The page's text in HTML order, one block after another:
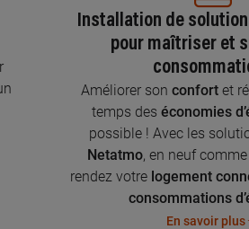
Installation de
pour maîtriser et
Améliorer son confort et
temps des économies
possible ! Avec les
Netatmo, en neuf
rendez votre logement
consommations
En savoir plus